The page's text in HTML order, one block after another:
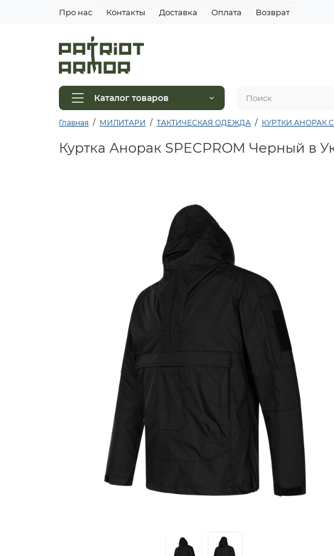
Про нас Контакты Доставка Оплата Возврат
Каталог товаров
Главная МИЛИТАРИ ТАКТИЧЕСКАЯ ОДЕЖДА КУРТКИ АНОРАК
Куртка Анорак SPECPROM Черный в